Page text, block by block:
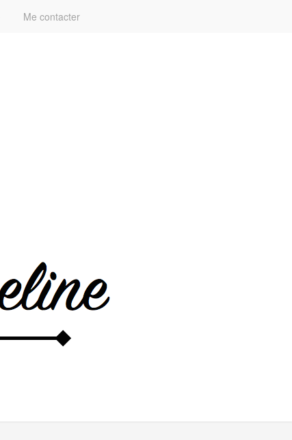
Me contacter